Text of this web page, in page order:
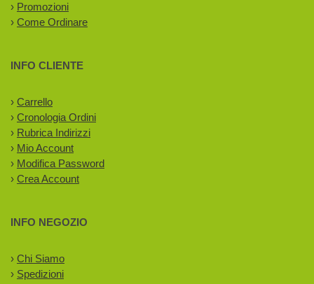
› Promozioni
› Come Ordinare
INFO CLIENTE
› Carrello
› Cronologia Ordini
› Rubrica Indirizzi
› Mio Account
› Modifica Password
› Crea Account
INFO NEGOZIO
› Chi Siamo
› Spedizioni